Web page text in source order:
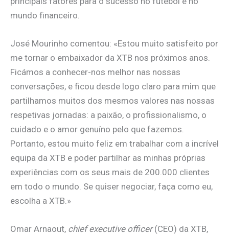
mundo financeiro.
José Mourinho comentou: «Estou muito satisfeito por
me tornar o embaixador da XTB nos próximos anos.
Ficámos a conhecer-nos melhor nas nossas
conversações, e ficou desde logo claro para mim que
partilhamos muitos dos mesmos valores nas nossas
respetivas jornadas: a paixão, o profissionalismo, o
cuidado e o amor genuíno pelo que fazemos.
Portanto, estou muito feliz em trabalhar com a incrível
equipa da XTB e poder partilhar as minhas próprias
experiências com os seus mais de 200.000 clientes
em todo o mundo. Se quiser negociar, faça como eu,
escolha a XTB.»
Omar Arnaout, chief executive officer(CEO) da XTB,